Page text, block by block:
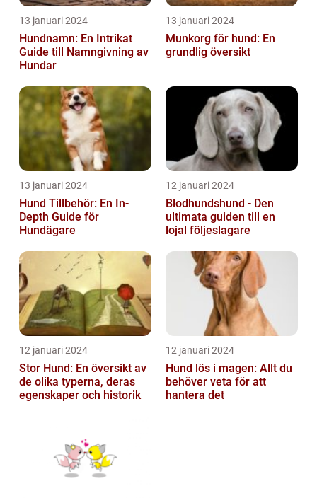
13 januari 2024
Hundnamn: En Intrikat
Guide till Namngivning av
Hundar
13 januari 2024
Munkorg för hund: En
grundlig översikt
13 januari 2024
Hund Tillbehör: En In-
Depth Guide för
Hundägare
12 januari 2024
Blodhundshund - Den
ultimata guiden till en
lojal följeslagare
12 januari 2024
Stor Hund: En översikt av
de olika typerna, deras
egenskaper och historik
12 januari 2024
Hund lös i magen: Allt du
behöver veta för att
hantera det